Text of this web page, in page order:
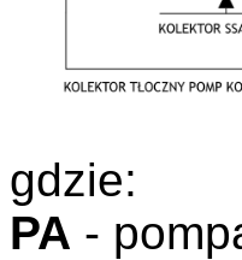
gdzie:
PA -